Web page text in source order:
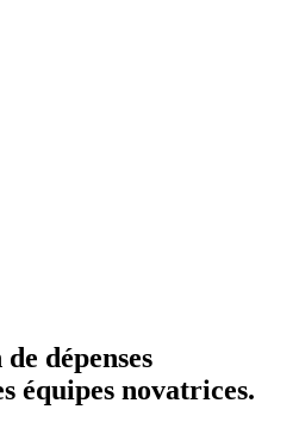
dépenses
équipes novatrices.